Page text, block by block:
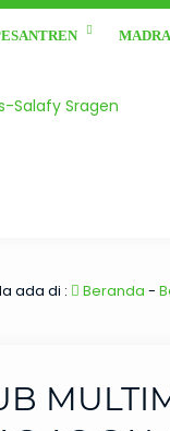
ada di : Beranda -